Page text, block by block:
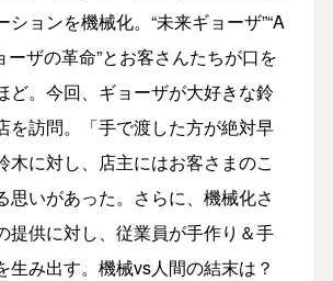
ションを機械化。“未来ギョーザ”“A
ーザの革命”とお客さんたちが口を
ど。今回、ギョーザが大好きな鈴
を訪問。「手で渡した方が絶対早
木に対し、店主にはお客さまのこ
思いがあった。さらに、機械化さ
提供に対し、従業員が手作り＆手
生み出す。機械vs人間の結末は？